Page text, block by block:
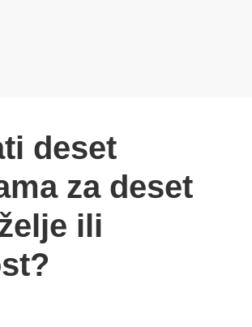
deset
za deset
ili